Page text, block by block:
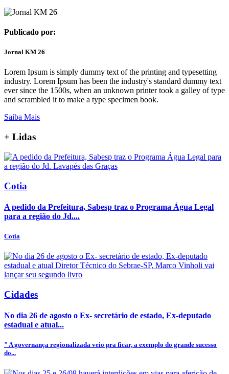
Publicado por:
Jornal KM 26
Lorem Ipsum is simply dummy text of the printing and typesetting
industry. Lorem Ipsum has been the industry's standard dummy text
ever since the 1500s, when an unknown printer took a galley of type
and scrambled it to make a type specimen book.
Saiba Mais
+ Lidas
Cotia
A pedido da Prefeitura, Sabesp traz o Programa Água Legal
para a região do Jd....
Cotia
Cidades
No dia 26 de agosto o Ex- secretário de estado, Ex-deputado
estadual e atual...
" A governança regionalizada veio pra ficar, a exemplo do grande sucesso
do...